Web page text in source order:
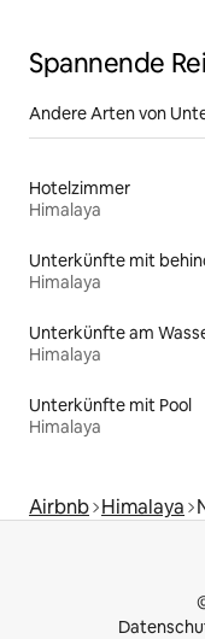
Spannende
Andere Arten von
Hotelzimmer
Himalaya
Himalaya
Unterkünfte am
Himalaya
Unterkünfte mit Pool
Himalaya
Airbnb Himalaya